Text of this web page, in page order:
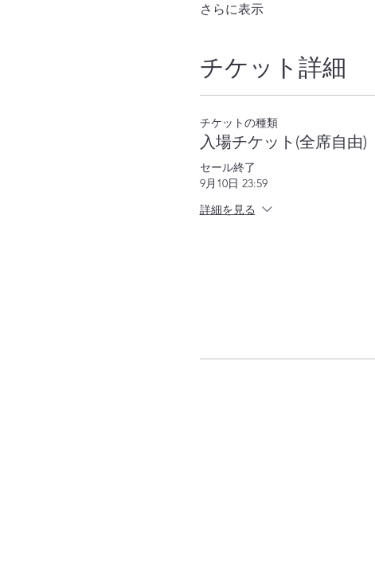
さらに表示
チケット詳細
チケットの種類
入場チケット(全席自由)
セール終了
9月10日 23:59
詳細を見る